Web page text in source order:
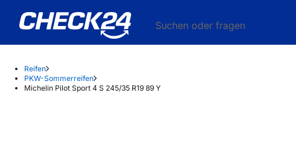
Suchen oder fragen
Reifen
PKW-Sommerreifen
Michelin Pilot Sport 4 S 245/35 R19 89 Y